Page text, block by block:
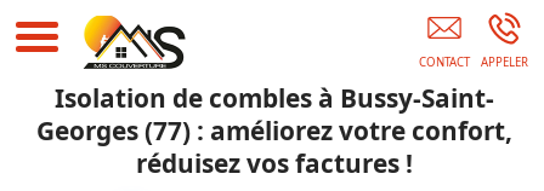
Isolation de combles à Bussy-Saint-
Georges (77) : améliorez votre confort,
réduisez vos factures !